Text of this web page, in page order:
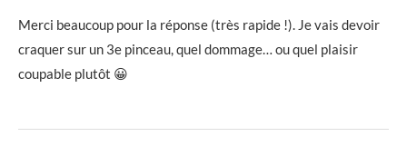
Merci beaucoup pour la réponse (très rapide !). Je vais devoir
craquer sur un 3e pinceau, quel dommage… ou quel plaisir
coupable plutôt 😀